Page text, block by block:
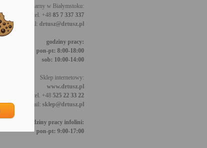
Sklep stacjonarny w Białymstoku:
tel. +48 85 7 337 337
email: drtusz@drtusz.pl
godziny pracy:
pon-pt: 8:00-18:00
sob: 10:00-14:00
Sklep internetowy:
www.drtusz.pl
tel. +48 525 22 33 22
email: sklep@drtusz.pl
godziny pracy infolini:
pon-pt: 9:00-17:00